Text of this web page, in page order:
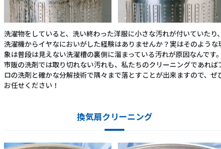
洗濯物をしていると、洗い終わった洋服に小さな汚れが付いていたり
洗濯機からイヤなにおいがした経験はありませんか？実はそのような
象は普段は見えない洗濯槽の裏側に溜まっている汚れが原因なんです
市販の洗剤では取り切れない汚れも、私たちのクリーニングであれば
ロの洗剤と確かな分解技術で隅々まで落とすことが出来ますので、ぜ
お任せください！
換気扇クリーニング